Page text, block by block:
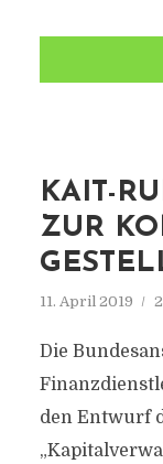
KAIT-
ZUR
11. April 2019
Die
den Entwurf